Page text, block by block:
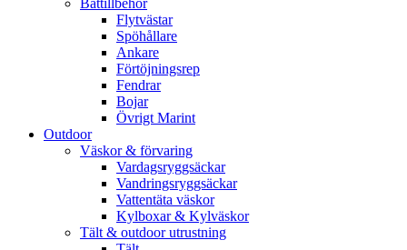
Flytvästar
Spöhållare
Ankare
Förtöjningsrep
Fendrar
Bojar
Övrigt Marint
Outdoor
Väskor & förvaring
Vardagsryggsäckar
Vandringsryggsäckar
Vattentäta väskor
Kylboxar & Kylväskor
Tält & outdoor utrustning